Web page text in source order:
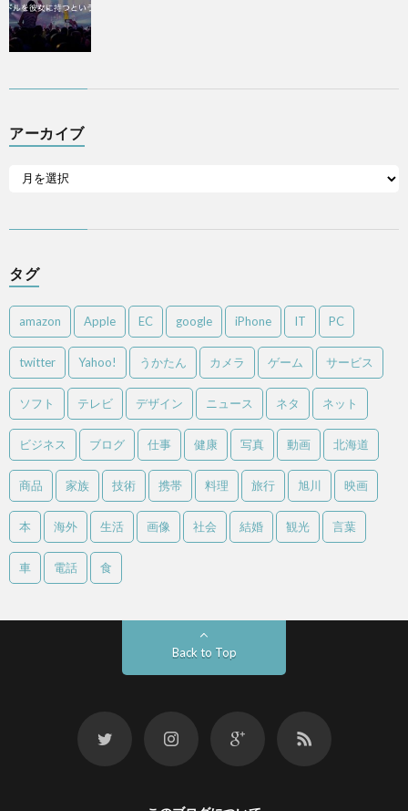
アーカイブ
タグ
amazon Apple EC google iPhone IT PC
twitter Yahoo! うかたん カメラ ゲーム サービス
ソフト テレビ デザイン ニュース ネタ ネット
ビジネス ブログ 仕事 健康 写真 動画 北海道
商品 家族 技術 携帯 料理 旅行 旭川 映画
本 海外 生活 画像 社会 結婚 観光 言葉
車 電話 食
Back to Top